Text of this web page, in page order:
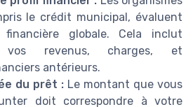
le crédit municipal, évaluent
globale. Cela inclut
revenus, charges, et
antérieurs.
du prêt : Le montant que vous
doit correspondre à votre